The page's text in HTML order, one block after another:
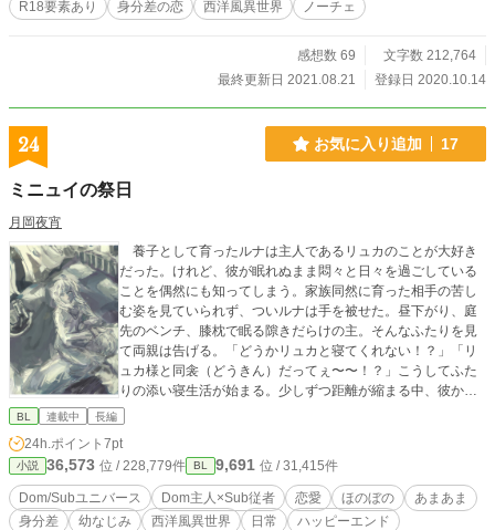
R18要素あり 身分差の恋 西洋風異世界 ノーチェ
感想数 69
文字数 212,764
最終更新日 2021.08.21
登録日 2020.10.14
24 お気に入り追加 17
ミニュイの祭日
月岡夜宵
養子として育ったルナは主人であるリュカのことが大好き
だった。けれど、彼が眠れぬまま悶々と日々を過ごしている
ことを偶然にも知ってしまう。家族同然に育った相手の苦し
む姿を見ていられず、ついルナは手を被せた。昼下がり、庭
先のベンチ、膝枕で眠る隙きだらけの主。そんなふたりを見
て両親は告げる。「どうかリュカと寝てくれない！？」「リ
ュカ様と同衾（どうきん）だってぇ〜〜！？」こうしてふた
りの添い寝生活が始まる。少しずつ距離が縮まる中、彼から
告げられたのは「俺の『パートナー』にならないか」という
不器用従者。秘密を共有し言葉と心を重ねるうち、二人の関
係はいつしか変わり始めていく。そんな、主従を超えたふた
りの絆の物語。 「アルファポリス」「小説家になろう」の
サイトで重複投稿しています。
BL 連載中 長編
24h.ポイント 7pt
小説 36,573 位 / 228,779件 BL 9,691 位 / 31,415件
Dom/Subユニバース Dom主人×Sub従者 恋愛 ほのぼの
あまあま
身分差
幼なじみ 西洋風異世界 日常 ハッピーエンド